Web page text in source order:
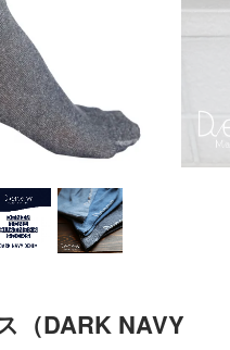
（DARK NAVY